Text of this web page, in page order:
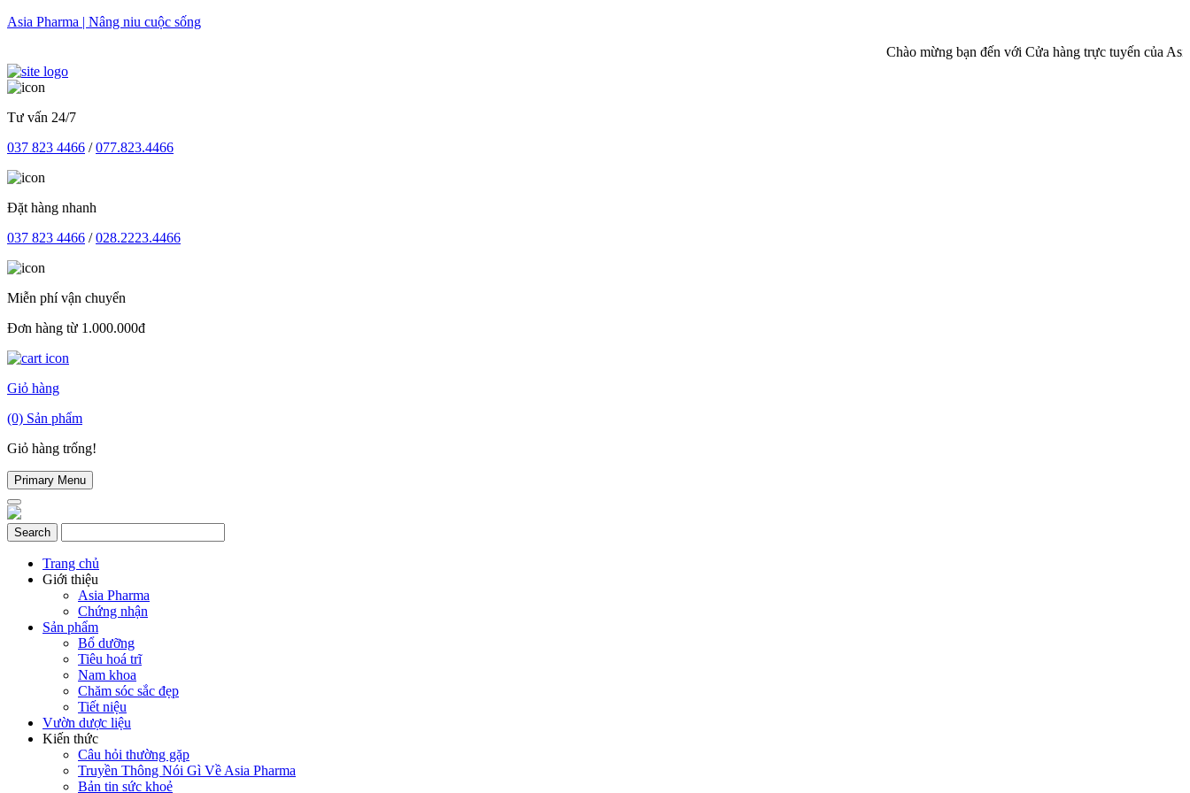
Skip
Asia Pharma | Nâng niu cuộc sống
Chào mừng bạn đến với Cửa hàng trực tuyến của Asia
Tư vấn 24/7
037 823 4466 /077.823.4466
Đặt hàng nhanh
037 823 4466 /028.2223.4466
Miễn phí vận chuyển
Đơn hàng từ 1.000.000đ
Giỏ hàng
(0) Sản phẩm
Giỏ hàng trống!
Primary Menu
Trang chủ
Giới thiệu
Asia Pharma
Chứng nhận
Sản phẩm
Bổ dưỡng
Tiêu hoá trĩ
Nam khoa
Chăm sóc sắc đẹp
Tiết niệu
Vườn dược liệu
Kiến thức
Câu hỏi thường gặp
Truyền Thông Nói Gì Về Asia Pharma
Bản tin sức khoẻ